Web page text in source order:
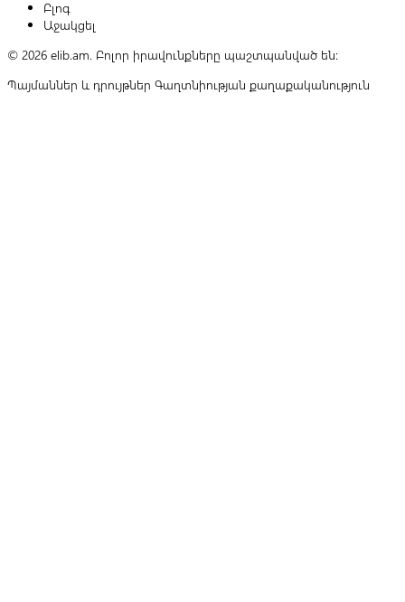
Բլոգ
Աջակցել
© 2026 elib.am. Բոլոր իրավունքները պաշտպանված են:
Պայմաններ և դրույթներ Գաղտնիության քաղաքականություն